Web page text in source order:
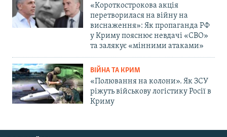
«Короткострокова акція
перетворилася на війну на
виснаження»: Як пропаганда РФ
у Криму пояснює невдачі «СВО»
та залякує «мінними атаками»
ВІЙНА ТА КРИМ
«Полювання на колони». Як ЗСУ
ріжуть військову логістику Росії в
Криму